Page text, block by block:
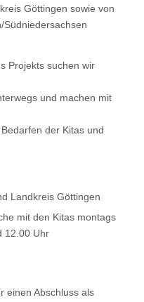
Göttingen sowie von
Projekts suchen wir
und machen mit
der Kitas und
Landkreis Göttingen
mit den Kitas montags
12.00 Uhr
einen Abschluss als